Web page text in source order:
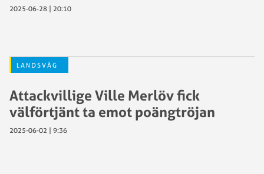
2025-06-28 | 20:10
LANDSVÄG
Attackvillige Ville Merlöv fick
välförtjänt ta emot poängtröjan
2025-06-02 | 9:36